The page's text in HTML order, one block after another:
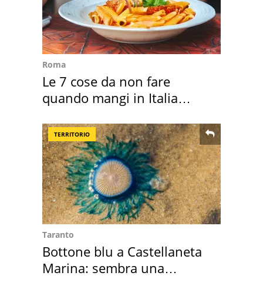
Roma
Le 7 cose da non fare
quando mangi in Italia
TERRITORIO
Taranto
Bottone blu a Castellaneta
Marina: sembra una